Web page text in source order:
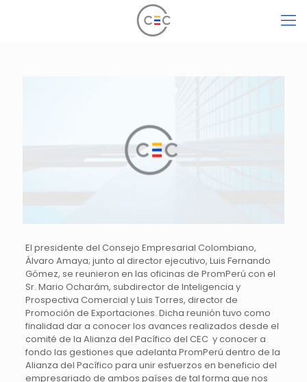
El presidente del Consejo Empresarial Colombiano,
Álvaro Amaya; junto al director ejecutivo, Luis Fernando
Gómez, se reunieron en las oficinas de PromPerú con el
Sr. Mario Ocharám, subdirector de Inteligencia y
Prospectiva Comercial y Luis Torres, director de
Promoción de Exportaciones. Dicha reunión tuvo como
finalidad dar a conocer los avances realizados desde el
comité de la Alianza del Pacífico del CEC y conocer a
fondo las gestiones que adelanta PromPerú dentro de la
Alianza del Pacífico para unir esfuerzos en beneficio del
empresariado de ambos países de tal forma que nos